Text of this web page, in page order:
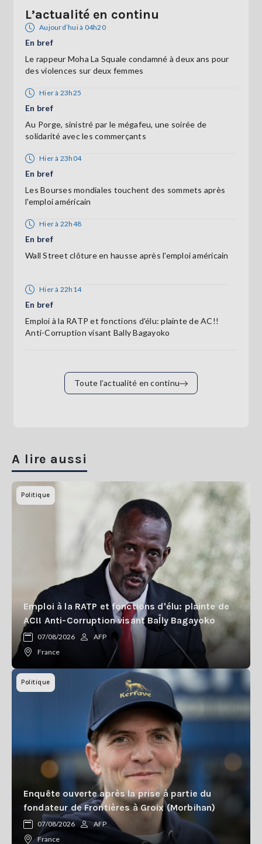
L’actualité en continu
Aujourd’hui à 04h20
En bref
Le rappeur Moha La Squale condamné à deux ans pour
des violences sur deux femmes
Hier à 23h25
En bref
Au Porge, sinistré par le mégafeu, une soirée de
solidarité avec les commerçants
Hier à 23h04
En bref
Les Bourses mondiales touchent des sommets après
l'emploi américain
Hier à 22h48
En bref
Wall Street clôture en hausse après l'emploi américain
Hier à 22h14
En bref
Emploi à la RATP et fonctions d'élu: plainte de AC!!
Anti-Corruption visant Bally Bagayoko
Toute l’actualité en continu
A lire aussi
Politique
Emploi à la RATP et fonctions d'élu: plainte de
AC!! Anti-Corruption visant Bally Bagayoko
07/08/2026
AFP
France
Politique
Enquête ouverte après la prise à partie du
fondateur de Frontières à Groix (Morbihan)
07/08/2026
AFP
France